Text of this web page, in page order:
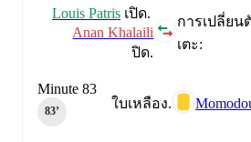
การเปลี่ยน
เตะ:
Louis Patris เปิด.
Anan Khalaili
ปิด.
ใบเหลือง.
Minute 83
83‎’‎